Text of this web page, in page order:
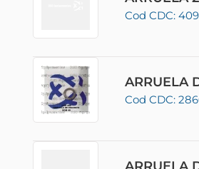
Cod CDC: 409
ARRUELA
Cod CDC: 286
ARRUELA